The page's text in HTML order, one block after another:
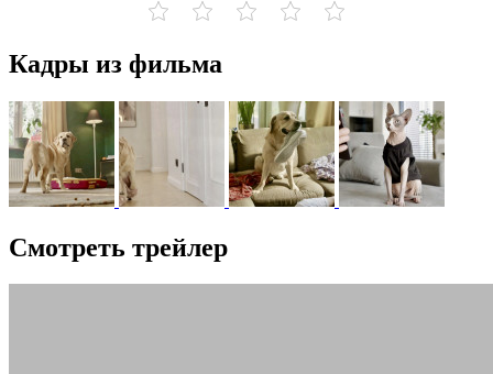
Кадры из фильма
Смотреть трейлер